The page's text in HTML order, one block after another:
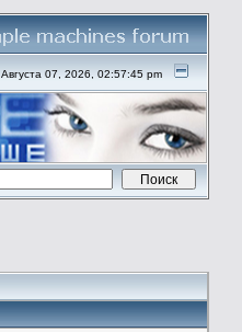
Августа 07, 2026, 02:57:45 pm